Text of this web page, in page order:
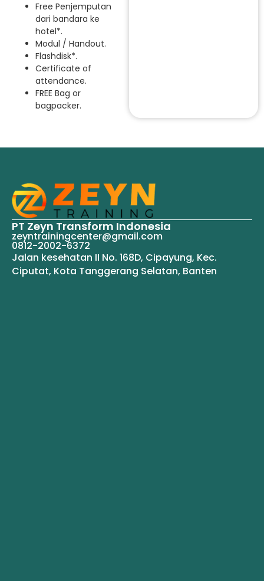
Free Penjemputan
dari bandara ke
hotel*.
Modul / Handout.
Flashdisk*.
Certificate of
attendance.
FREE Bag or
bagpacker.
PT Zeyn Transform Indonesia
zeyntrainingcenter@gmail.com
0812-2002-6372
Jalan kesehatan II No. 168D, Cipayung, Kec.
Ciputat, Kota Tanggerang Selatan, Banten